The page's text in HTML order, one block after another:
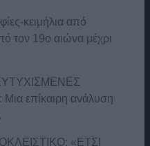
κειμήλια από
τον 19ο αιώνα μέχρι
επίκαιρη ανάλυση
«ΕΤΣΙ